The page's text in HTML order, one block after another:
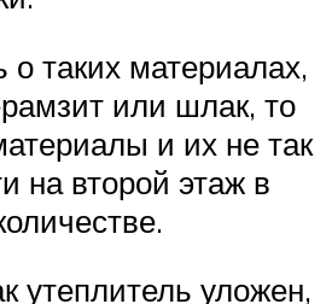
о таких материалах,
или шлак, то
и их не так
на второй этаж в
утеплитель уложен,